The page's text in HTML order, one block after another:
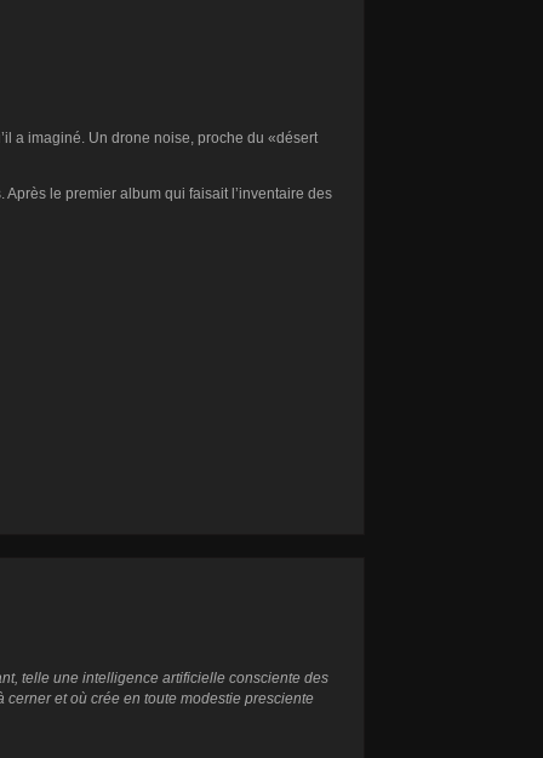
a imaginé. Un drone noise, proche du «désert
le premier album qui faisait l’inventaire des
telle une intelligence artificielle consciente des
et où crée en toute modestie presciente